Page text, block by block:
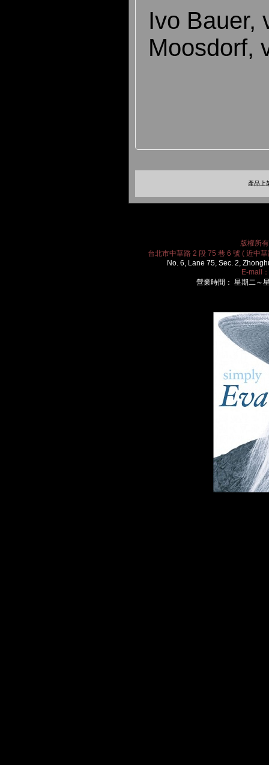
Ivo Bauer,
Moosdorf,
產品上
版權所
台北市中華路 2 段 75 巷 6 號 ( 近中
No. 6, Lane 75, Sec. 2,
E-mail：
營業時間： 星期二～